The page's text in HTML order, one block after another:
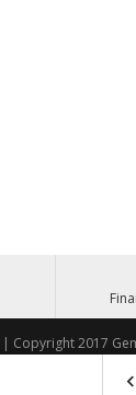
| Copyright 2017
keyboard_arrow_left